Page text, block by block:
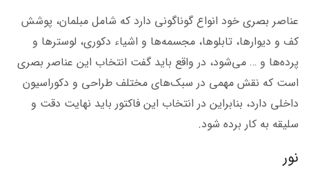
عناصر بصری خود انواع گوناگونی دارد که شامل مبلمان، پوشش
کف و دیوارها، تابلوها، مجسمه‌ها و اشیاء دکوری، لوسترها و
پرده‌ها و … می‌شود، در واقع باید گفت انتخاب این عناصر بصری
است که نقش مهمی در سبک‌های مختلف طراحی و دکوراسیون
داخلی دارد، بنابراین در انتخاب این فاکتور باید نهایت دقت و
سلیقه به کار برده شود.
نور